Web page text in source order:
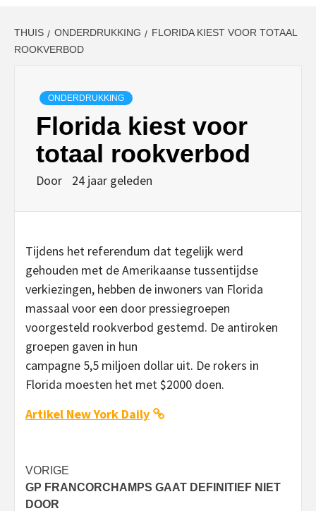
THUIS ONDERDRUKKING
FLORIDA KIEST VOOR TOTAAL
ROOKVERBOD
ONDERDRUKKING
Florida kiest voor
totaal rookverbod
Door 24 jaar geleden
Tijdens het referendum dat tegelijk werd
gehouden met de Amerikaanse tussentijdse
verkiezingen, hebben de inwoners van Florida
massaal voor een door pressiegroepen
voorgesteld rookverbod gestemd. De antiroken
groepen gaven in hun
campagne 5,5 miljoen dollar uit. De rokers in
Florida moesten het met $2000 doen.
Artikel New York Daily
Bericht
navigatie
VORIGE
GP FRANCORCHAMPS GAAT DEFINITIEF NIET
DOOR